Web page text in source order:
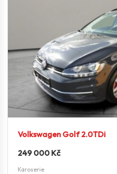
Volkswagen Golf 2.0TDi
249 000 Kč
Karoserie